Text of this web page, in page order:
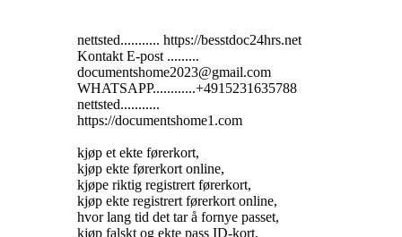
nettsted........... https://besstdoc24hrs.net
Kontakt E-post .........
documentshome2023@gmail.com
WHATSAPP............+4915231635788
nettsted...........
https://documentshome1.com
kjøp et ekte førerkort,
kjøp ekte førerkort online,
kjøpe riktig registrert førerkort,
kjøp ekte registrert førerkort online,
hvor lang tid det tar å fornye passet,
kjøp falskt og ekte pass ID-kort,